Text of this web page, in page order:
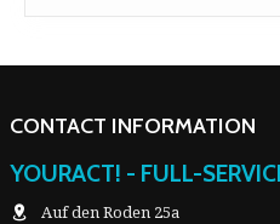
CONTACT INFORMATION
YOURACT! - FULL-
Auf den Roden 25a